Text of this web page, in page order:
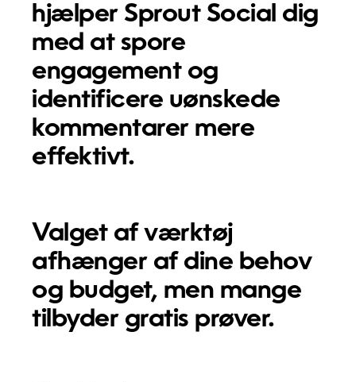
hjælper Sprout Social dig
med at spore
engagement og
identificere uønskede
kommentarer mere
effektivt.
Valget af værktøj
afhænger af dine behov
og budget, men mange
tilbyder gratis prøver.